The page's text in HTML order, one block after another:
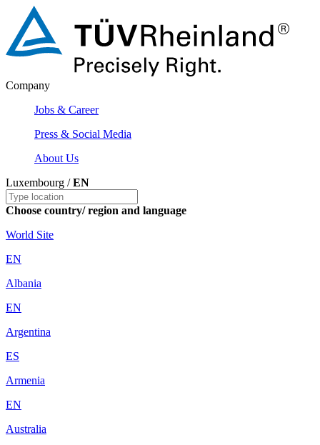
Company
Jobs & Career
Press & Social Media
About Us
Luxembourg /EN
Choose country/ region and language
World Site
EN
Albania
EN
Argentina
ES
Armenia
EN
Australia